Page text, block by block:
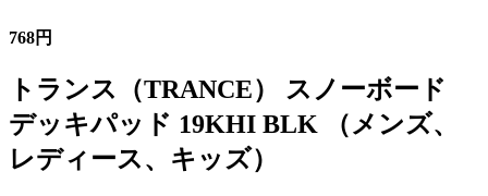
768円
トランス（TRANCE） スノーボード
デッキパッド 19KHI BLK （メンズ、
レディース、キッズ）